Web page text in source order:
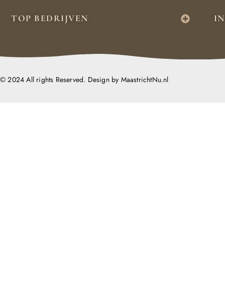
TOP BEDRIJVEN
© 2024 All rights Reserved. Design by MaastrichtNu.nl